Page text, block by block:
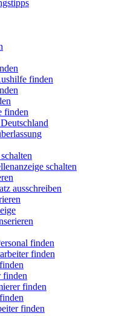
finden
finden
schalten
ausschreiben
finden
finden
finden
finden
finden